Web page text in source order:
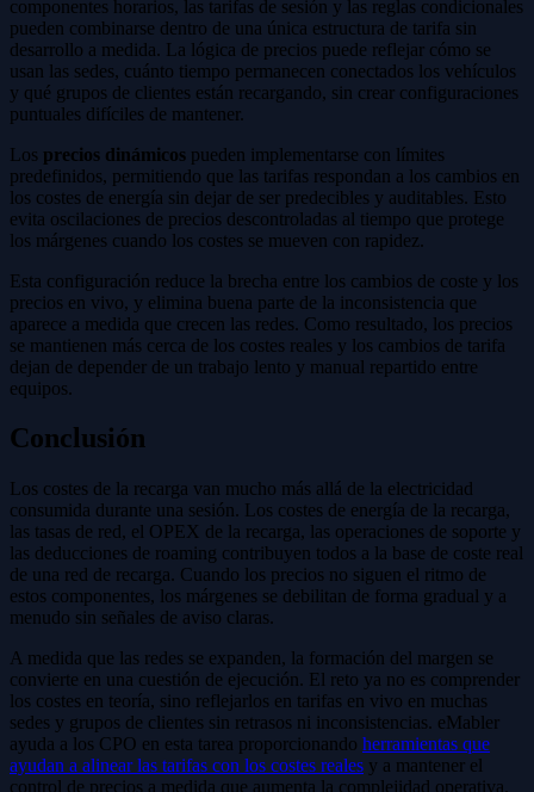
componentes horarios, las tarifas de sesión y las reglas condicionales
pueden combinarse dentro de una única estructura de tarifa sin
desarrollo a medida. La lógica de precios puede reflejar cómo se
usan las sedes, cuánto tiempo permanecen conectados los vehículos
y qué grupos de clientes están recargando, sin crear configuraciones
puntuales difíciles de mantener.
Los precios dinámicos pueden implementarse con límites
predefinidos, permitiendo que las tarifas respondan a los cambios en
los costes de energía sin dejar de ser predecibles y auditables. Esto
evita oscilaciones de precios descontroladas al tiempo que protege
los márgenes cuando los costes se mueven con rapidez.
Esta configuración reduce la brecha entre los cambios de coste y los
precios en vivo, y elimina buena parte de la inconsistencia que
aparece a medida que crecen las redes. Como resultado, los precios
se mantienen más cerca de los costes reales y los cambios de tarifa
dejan de depender de un trabajo lento y manual repartido entre
equipos.
Conclusión
Los costes de la recarga van mucho más allá de la electricidad
consumida durante una sesión. Los costes de energía de la recarga,
las tasas de red, el OPEX de la recarga, las operaciones de soporte y
las deducciones de roaming contribuyen todos a la base de coste real
de una red de recarga. Cuando los precios no siguen el ritmo de
estos componentes, los márgenes se debilitan de forma gradual y a
menudo sin señales de aviso claras.
A medida que las redes se expanden, la formación del margen se
convierte en una cuestión de ejecución. El reto ya no es comprender
los costes en teoría, sino reflejarlos en tarifas en vivo en muchas
sedes y grupos de clientes sin retrasos ni inconsistencias. eMabler
ayuda a los CPO en esta tarea proporcionando herramientas que
ayudan a alinear las tarifas con los costes reales y a mantener el
control de precios a medida que aumenta la complejidad operativa.